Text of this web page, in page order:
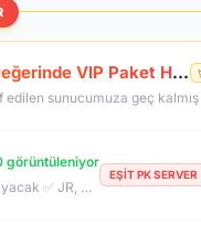
RevengeKo.Com %400 Academy 14 Ağustos 2026 | v.2585 Light Farm | 1500 TL Değerinde VIP Paket Hediye
görüntüleniyor
EŞİT PK SERVER, YENİ AÇILDI. ✅ Her şey ücretsiz ✅ Kesinlikle item satışı yok ✅ Herkes eşit şartlarda başlayacak ✅ JR, BDW, Chaos ve savaş etkinlikleri aktif ✅ Kalabalık ve rekabetçi PK ortamı Bu cumartesi saat 21:00’da yeniden bizimle olun. Arkadaşlarınızı da davet edin, hep birlikte daha güçlü ve daha kalabalık bir başlangıç yapalım! Desteğiniz ve anlayışınız için teşekkür ederiz.
EŞİT PK SERVER